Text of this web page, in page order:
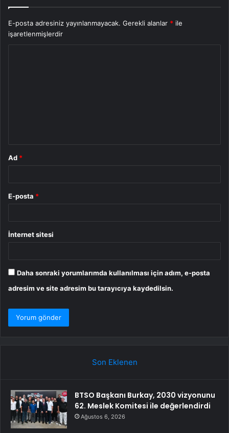
E-posta adresiniz yayınlanmayacak. Gerekli alanlar * ile
işaretlenmişlerdir
Ad *
E-posta *
İnternet sitesi
Daha sonraki yorumlarımda kullanılması için adım, e-posta
adresim ve site adresim bu tarayıcıya kaydedilsin.
Son Eklenen
BTSO Başkanı Burkay, 2030 vizyonunu
62. Meslek Komitesi ile değerlendirdi
Ağustos 6, 2026